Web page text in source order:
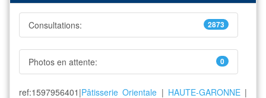
Consultations: 2873
Photos en attente: 0
ref:1597956401|Pâtisserie Orientale | HAUTE-GARONNE|